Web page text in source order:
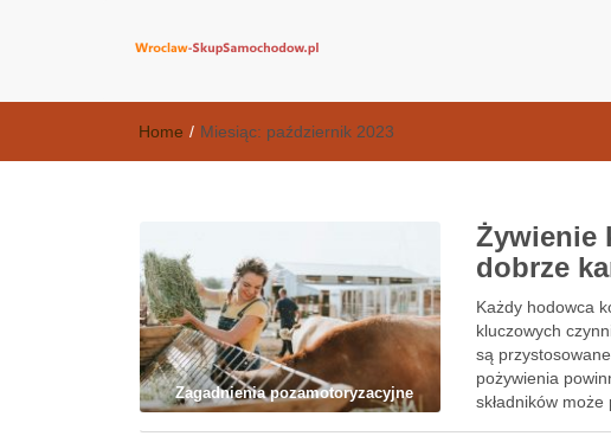
Home / Miesiąc: październik 2023
Zagadnienia pozamotoryzacyjne
Żywienie
dobrze
Każdy hodowca
kluczowych
są
pożywienia
składników